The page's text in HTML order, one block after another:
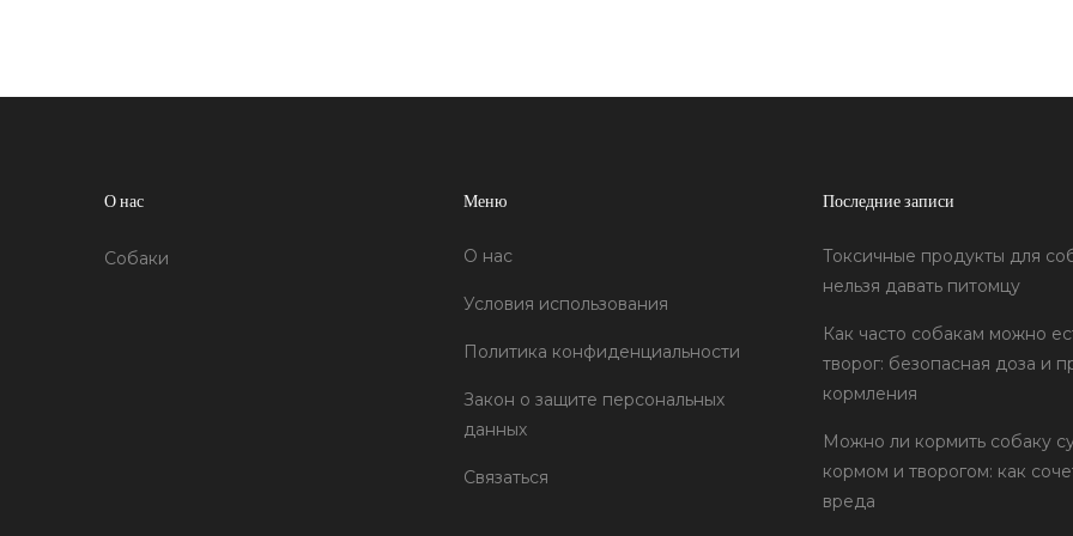
данные, простые объяснения и реальные
О нас
Собаки
Меню
О нас
Условия использования
Политика конфиденциальности
Закон о защите персональных
данных
Связаться
Последние записи
Токсичные продукты для
нельзя давать питомцу
Как часто собакам можно
творог: безопасная доза и
кормления
Можно ли кормить собаку
кормом и творогом: как
вреда